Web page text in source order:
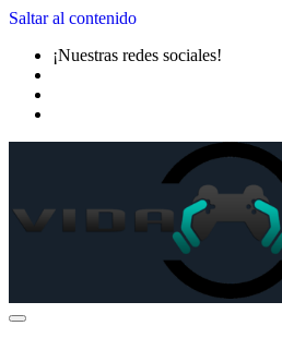
Saltar al contenido
¡Nuestras redes sociales!